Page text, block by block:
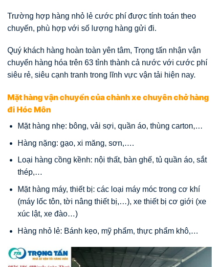
Trường hợp hàng nhỏ lẻ cước phí được tính toán theo
chuyến, phù hợp với số lượng hàng gửi đi.
Quý khách hàng hoàn toàn yên tâm, Trọng tấn nhận vận
chuyển hàng hóa trên 63 tỉnh thành cả nước với cước phí
siêu rẻ, siêu cạnh tranh trong lĩnh vực vận tải hiện nay.
Mặt hàng vận chuyển của chành xe chuyên chở hàng
đi Hóc Môn
Mặt hàng nhẹ: bông, vải sợi, quần áo, thùng carton,…
Hàng nặng: gạo, xi măng, sơn,….
Loại hàng cồng kềnh: nội thất, bàn ghế, tủ quần áo, sắt
thép,…
Mặt hàng máy, thiết bị: các loại máy móc trong cơ khí
(máy lốc tôn, tời nâng thiết bị,…), xe thiết bị cơ giới (xe
xúc lật, xe đào…)
Hàng nhỏ lẻ: Bánh kẹo, mỹ phẩm, thực phẩm khô,…